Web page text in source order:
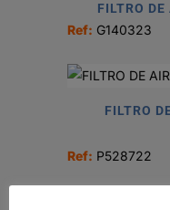
FILTRO DE
Ref: G140323
FILTRO
Ref: P528722